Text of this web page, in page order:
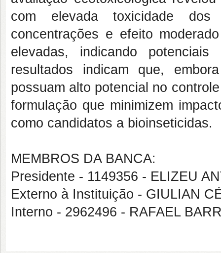
com elevada toxicidade
concentrações e efeito
elevadas, indicando
resultados indicam que,
possuam alto potencial no
formulação que minimizem
como candidatos a bioinseticidas.
MEMBROS DA BANCA:
Presidente - 1149356 - ELIZEU
Externo à Instituição - GIULIAN
Interno - 2962496 - RAFAEL